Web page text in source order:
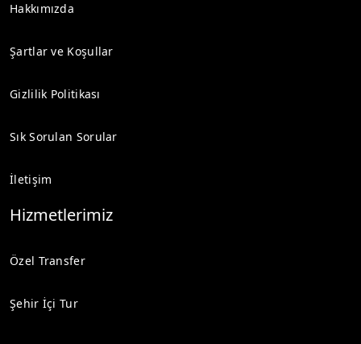
Hakkımızda
Şartlar ve Koşullar
Gizlilik Politikası
Sık Sorulan Sorular
İletişim
Hizmetlerimiz
Özel Transfer
Şehir İçi Tur